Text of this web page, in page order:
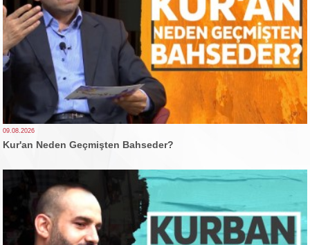
09.08.2026
Kur'an Neden Geçmişten Bahseder?